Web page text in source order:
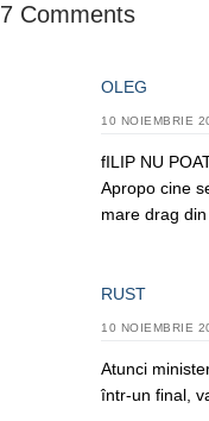
7 Comments
OLEG
10 NOIEMBRIE
fILIP NU
Apropo cine
mare drag
RUST
10 NOIEMBRIE
Atunci
într-un final,